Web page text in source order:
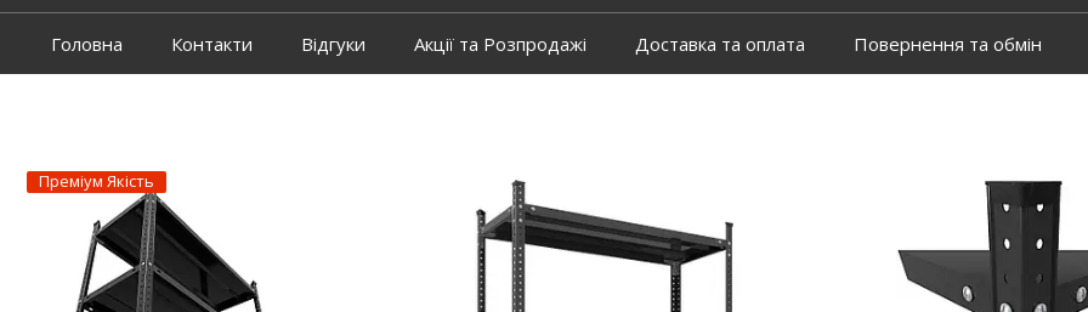
Головна Контакти Відгуки Акції та Розпродажі Доставка та оплата Повернення та обмін
Преміум Якість